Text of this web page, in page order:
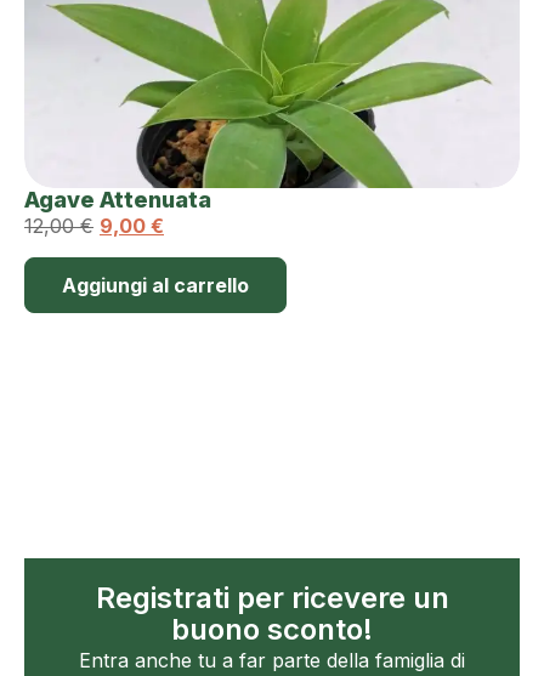
Agave Attenuata
12,00€ 9,00 €
Aggiungi al carrello
Registrati per ricevere un
buono sconto!
Entra anche tu a far parte della famiglia di